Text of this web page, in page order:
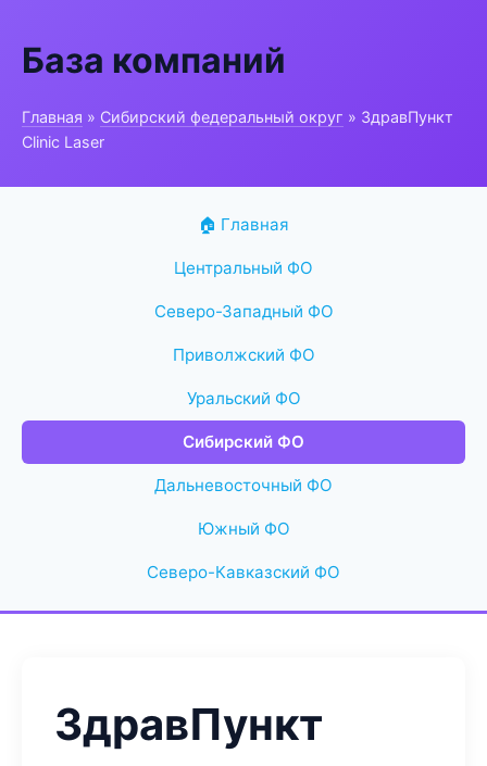
База компаний
Главная » Сибирский федеральный округ » ЗдравПункт
Clinic Laser
🏠 Главная
Центральный ФО
Северо-Западный ФО
Приволжский ФО
Уральский ФО
Сибирский ФО
Дальневосточный ФО
Южный ФО
Северо-Кавказский ФО
ЗдравПункт